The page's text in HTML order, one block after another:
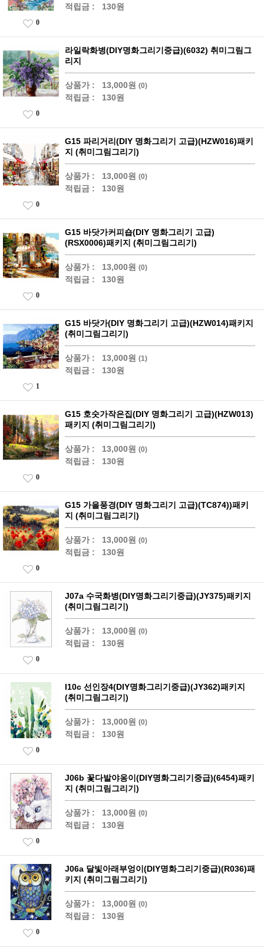
적립금 : 130원
0
라일락화병(DIY명화그리기중급)(6032) 취미그림그
리지
상품가 : 13,000원 (0)
적립금 : 130원
0
G15 파리거리(DIY 명화그리기 고급)(HZW016)패키
지 (취미그림그리기)
상품가 : 13,000원 (0)
적립금 : 130원
0
G15 바닷가커피숍(DIY 명화그리기 고급)
(RSX0006)패키지 (취미그림그리기)
상품가 : 13,000원 (0)
적립금 : 130원
0
G15 바닷가(DIY 명화그리기 고급)(HZW014)패키지
(취미그림그리기)
상품가 : 13,000원 (1)
적립금 : 130원
1
G15 호숫가작은집(DIY 명화그리기 고급)(HZW013)
패키지 (취미그림그리기)
상품가 : 13,000원 (0)
적립금 : 130원
0
G15 가을풍경(DIY 명화그리기 고급)(TC874))패키
지 (취미그림그리기)
상품가 : 13,000원 (0)
적립금 : 130원
0
J07a 수국화병(DIY명화그리기중급)(JY375)패키지
(취미그림그리기)
상품가 : 13,000원 (0)
적립금 : 130원
0
I10c 선인장4(DIY명화그리기중급)(JY362)패키지
(취미그림그리기)
상품가 : 13,000원 (0)
적립금 : 130원
0
J06b 꽃다발야옹이(DIY명화그리기중급)(6454)패키
지 (취미그림그리기)
상품가 : 13,000원 (0)
적립금 : 130원
0
J06a 달빛아래부엉이(DIY명화그리기중급)(R036)패
키지 (취미그림그리기)
상품가 : 13,000원 (0)
적립금 : 130원
0